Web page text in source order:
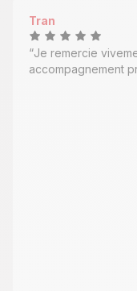
Tran
Je remercie
accompagnement